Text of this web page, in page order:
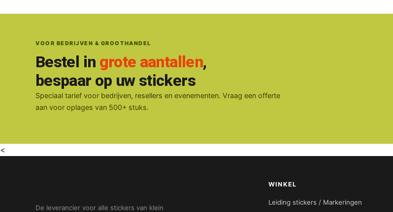
VOOR BEDRIJVEN & GROOTHANDEL
Bestel in grote aantallen,
bespaar op uw stickers
Speciaal tarief voor bedrijven, resellers en evenementen. Vraag een offerte
aan voor oplages van 500+ stuks.
<
De leverancier voor alle stickers van klein
WINKEL
Leiding stickers / Markeringen